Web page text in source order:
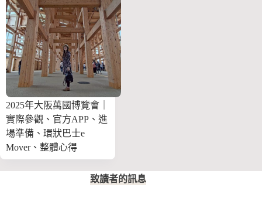
2025年大阪萬國博覽會｜
實際參觀、官方APP、進
場準備、環狀巴士e
Mover、整體心得
致讀者的訊息